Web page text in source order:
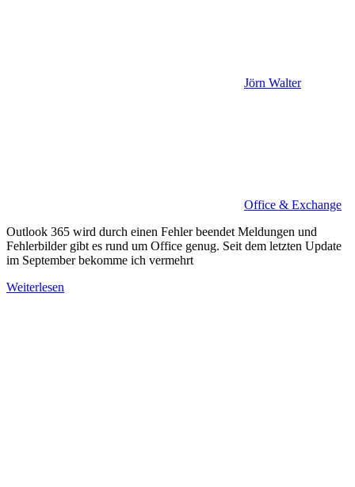
Jörn Walter
Office & Exchange
Outlook 365 wird durch einen Fehler beendet Meldungen und
Fehlerbilder gibt es rund um Office genug. Seit dem letzten Update
im September bekomme ich vermehrt
Weiterlesen